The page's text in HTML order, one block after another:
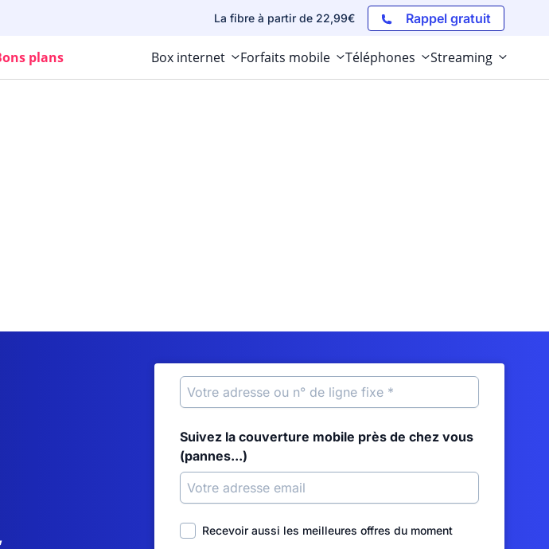
La fibre à partir de 22,99€ Rappel gratuit
plans Box internet Forfaits mobile Téléphones Streaming
Suivez la couverture mobile près de chez vous
(pannes...)
Recevoir aussi les meilleures offres du moment